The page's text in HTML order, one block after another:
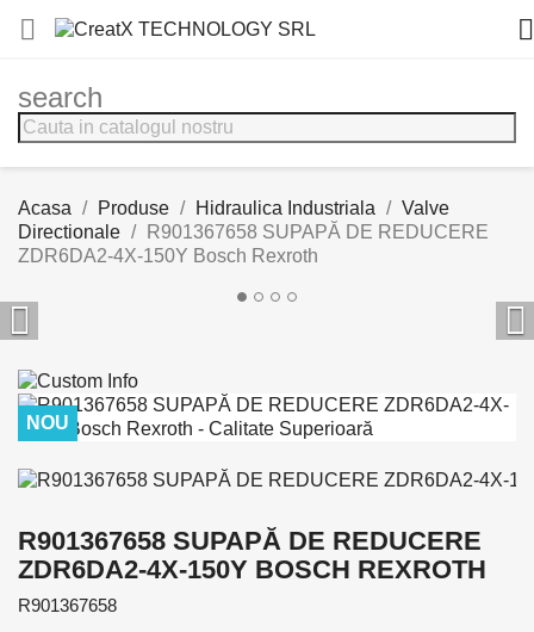
 
search
Acasa Produse Hidraulica Industriala
Valve
Directionale
R901367658 SUPAPĂ DE REDUCERE
ZDR6DA2-4X-150Y Bosch Rexroth
 
NOU
R901367658 SUPAPĂ DE REDUCERE
ZDR6DA2-4X-150Y BOSCH REXROTH
R901367658